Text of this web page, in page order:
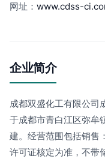
网址： www.cdss-
企业简介
成都双盛化工有限公司
于成都市青白江区弥牟
建。经营范围包括销售
许可证核定为准，不带